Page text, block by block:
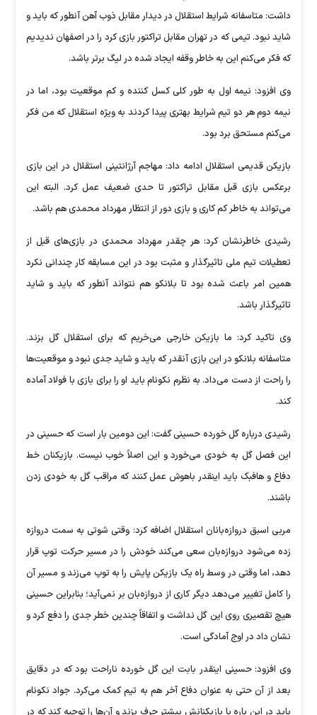
داشت: متاسفانه شرایط استقلال در دیدار مقابل ذوب آهن آنطور که باید و
شاید نبود. تیمی که در تهران مقابل تراکتور بازی کرد را در اصفهان ندیدیم
که فکر می‌کنم این به خاطر وقفه ایجاد شده در لیگ برتر باشد.
وی افزود: نیمه اول به طور کلی کسل کننده و کم موقعیت بود، اما در
نیمه دوم هر دو تیم شرایط بهتری پیدا کردند به ویژه استقلال که من فکر
می‌کنم مستحق برد بود.
بازیکن قدیمی استقلال ادامه داد: مهاجم آرژانتینی استقلال در این بازی
برعکس بازی قبل مقابل تراکتور تا حدی ضعیف عمل کرد. البته این
می‌تواند به خاطر کم کاری و بازی دور از انتظار مهرداد محمدی هم باشد.
رشیدی خاطرنشان کرد: هر چقدر مهرداد محمدی در بازی‌های قبل از
تعطیلات تیم ملی تاثیرگذار و مثبت بود در این مسابقه کار چندانی نکرد
همین امر باعث شده بود تا بلانکو هم نتواند آنطور که باید و شاید
تاثیرگذار باشد.
وی تاکید کرد: ما بازیکن خارجی می‌خریم که برای استقلال گل بزند.
متاسفانه بلانکو در این بازی آنقدر که باید و شاید جدی نبود و موقعیت‌ها
را راحت از دست می‌داد. به نظرم نکونام باید او را برای بازی با فولاد آماده
کند.
رشیدی درباره گل خورده حسینی گفت: این دومین بار است که حسینی در
این فصل گل به خودی می‌خورد و این اصلاً خوب نیست. بازیکنان خط
دفاع و هافبک باید اینقدر باهوش عمل کنند که مراقب گل به خودی زدن
باشند.
مربی اسبق دروازه‌بانان استقلال اضافه کرد: وقتی شوتی به سمت دروازه
زده می‌شود دروازه‌بان سعی می‌کند خودش را در مسیر حرکت توپ قرار
دهد، اما وقتی در وسط راه یک بازیکن پایش را به توپ می‌زند و مسیر آن
را کامل تغییر می‌دهد دیگر کاری از دروازه‌بان بر نمی‌آید؛ بنابراین حسینی
هیچ تقصیری روی این گل نداشت و اتفاقاً چندین خطر جدی را دفع کرد و
نشان داد در اوج آمادگی است.
وی افزود: حسینی اینقدر بابت این گل خورده ناراحت بود که در دقایق
بعد از آن حتی به عنوان دفاع آخر هم به تیم کمک می‌کرد. جواد نکونام